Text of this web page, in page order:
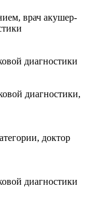
врач акушер-
диагностики
диагностики,
доктор
диагностики